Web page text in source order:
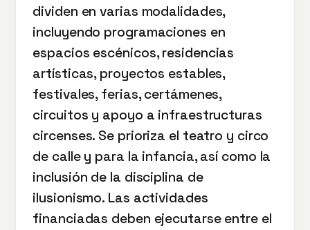
dividen en varias modalidades,
incluyendo programaciones en
espacios escénicos, residencias
artísticas, proyectos estables,
festivales, ferias, certámenes,
circuitos y apoyo a infraestructuras
circenses. Se prioriza el teatro y circo
de calle y para la infancia, así como la
inclusión de la disciplina de
ilusionismo. Las actividades
financiadas deben ejecutarse entre el